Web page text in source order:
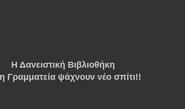
Η Δανειστική Βιβλιοθήκη
η Γραμματεία ψάχνουν νέο σπίτι!!